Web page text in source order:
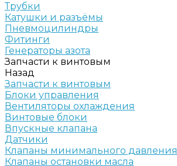
Трубки
Катушки и разъёмы
Пневмоцилиндры
Фитинги
Генераторы азота
Запчасти к винтовым
Назад
Запчасти к винтовым
Блоки управления
Вентиляторы охлаждения
Винтовые блоки
Впускные клапана
Датчики
Клапаны минимального давления
Клапаны остановки масла